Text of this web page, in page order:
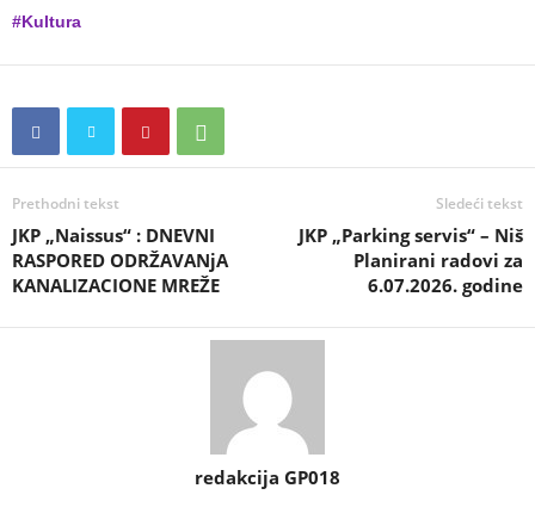
#Kultura
Prethodni tekst
JKP „Naissus“ : DNEVNI
RASPORED ODRŽAVANjA
KANALIZACIONE MREŽE
Sledeći tekst
JKP „Parking servis“ – Niš
Planirani radovi za
6.07.2026. godine
redakcija GP018